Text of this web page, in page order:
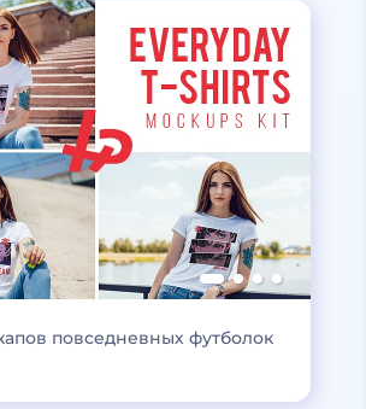
повседневных футболок